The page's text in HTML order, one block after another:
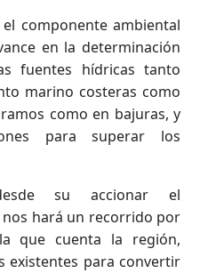
el componente ambiental
en la determinación
fuentes hídricas tanto
marino costeras como
como en bajuras, y
para superar los
su accionar el
hará un recorrido por
que cuenta la región,
existentes para convertir